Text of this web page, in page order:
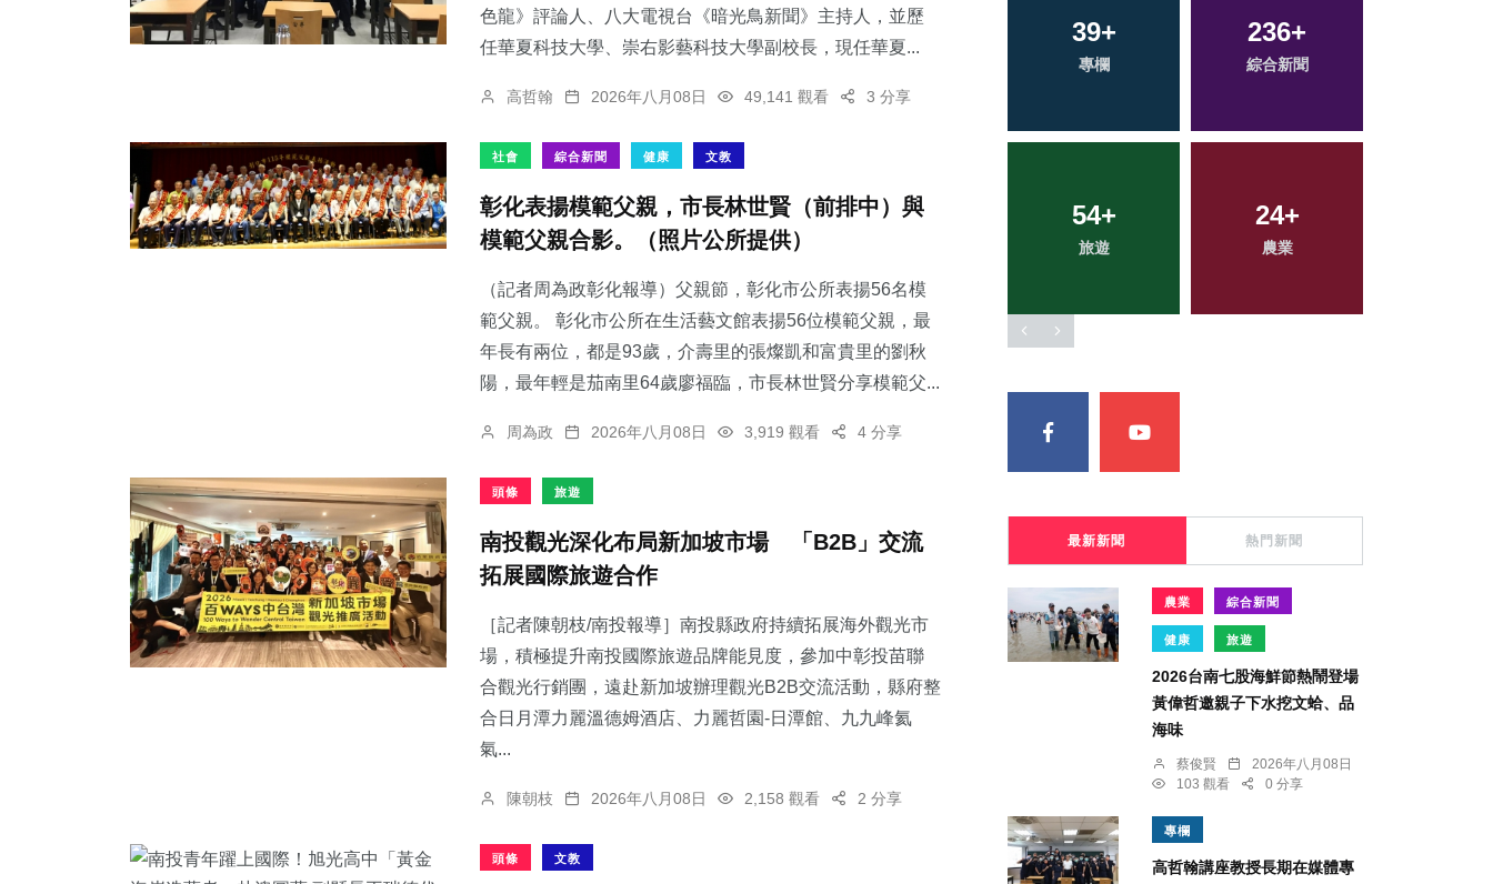
色龍》評論人、八大電視台《暗光鳥新聞》主持人，並歷
任華夏科技大學、崇右影藝科技大學副校長，現任華夏...
高哲翰 2026年八月08日 49,141 觀看 3 分享
社會 綜合新聞 健康 文教
彰化表揚模範父親，市長林世賢（前排中）與
模範父親合影。（照片公所提供）
（記者周為政彰化報導）父親節，彰化市公所表揚56名模
範父親。 彰化市公所在生活藝文館表揚56位模範父親，最
年長有兩位，都是93歲，介壽里的張燦凱和富貴里的劉秋
陽，最年輕是茄南里64歲廖福臨，市長林世賢分享模範父...
周為政 2026年八月08日 3,919 觀看 4 分享
頭條 旅遊
南投觀光深化布局新加坡市場 「B2B」交流
拓展國際旅遊合作
［記者陳朝枝/南投報導］南投縣政府持續拓展海外觀光市
場，積極提升南投國際旅遊品牌能見度，參加中彰投苗聯
合觀光行銷團，遠赴新加坡辦理觀光B2B交流活動，縣府整
合日月潭力麗溫德姆酒店、力麗哲園-日潭館、九九峰氦
氣...
陳朝枝 2026年八月08日 2,158 觀看 2 分享
頭條 文教
11+
17+
頭條
70+ 77+
0+
大陸
39+ 236
54+
旅遊
24
131+
社會
11+
科技新知
22+
宗教
17+
頭條
最新新聞 熱門新聞
農業 綜合新聞
健康 旅遊
2026台南七股海鮮節熱鬧登場
黃偉哲邀親子下水挖文蛤、品
海味
蔡俊賢
2026年八月08日
103 觀看
0 分享
專欄
高哲翰講座教授長期在媒體專